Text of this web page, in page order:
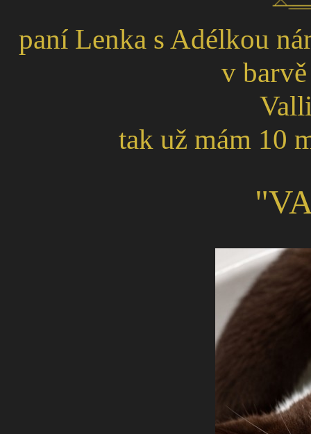
paní Lenka s Adélkou
v
tak už mám 10